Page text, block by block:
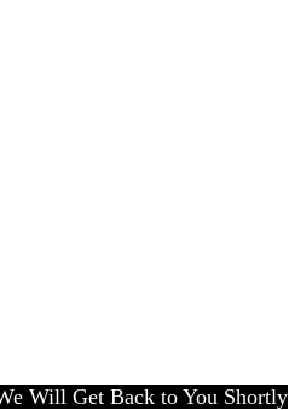
Will Get Back to You Shortly